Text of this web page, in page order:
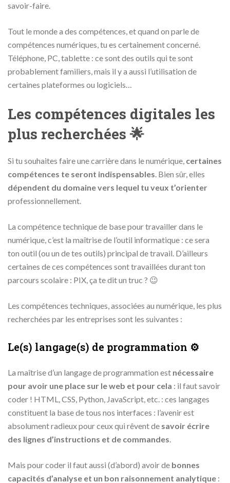
savoir-faire.
Tout le monde a des compétences, et quand on parle de
compétences numériques, tu es certainement concerné.
Téléphone, PC, tablette : ce sont des outils qui te sont
probablement familiers, mais il y a aussi l’utilisation de
certaines plateformes ou logiciels…
Les compétences digitales les
plus recherchées 🌟
Si tu souhaites faire une carrière dans le numérique, certaines
compétences te seront indispensables. Bien sûr, elles
dépendent du domaine vers lequel tu veux t’orienter
professionnellement.
La compétence technique de base pour travailler dans le
numérique, c’est la maîtrise de l’outil informatique : ce sera
ton outil (ou un de tes outils) principal de travail. D’ailleurs
certaines de ces compétences sont travaillées durant ton
parcours scolaire : PIX, ça te dit un truc ? 😉
Les compétences techniques, associées au numérique, les plus
recherchées par les entreprises sont les suivantes :
Le(s) langage(s) de programmation ⚙️
La maîtrise d’un langage de programmation est nécessaire
pour avoir une place sur le web et pour cela : il faut savoir
coder ! HTML, CSS, Python, JavaScript, etc. : ces langages
constituent la base de tous nos interfaces : l’avenir est
absolument radieux pour ceux qui rêvent de savoir écrire
des lignes d’instructions et de commandes.
Mais pour coder il faut aussi (d’abord) avoir de bonnes
capacités d’analyse et un bon raisonnement analytique :